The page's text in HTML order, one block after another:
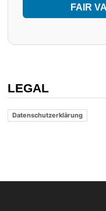
FAIR
LEGAL
Datenschutzerklärung